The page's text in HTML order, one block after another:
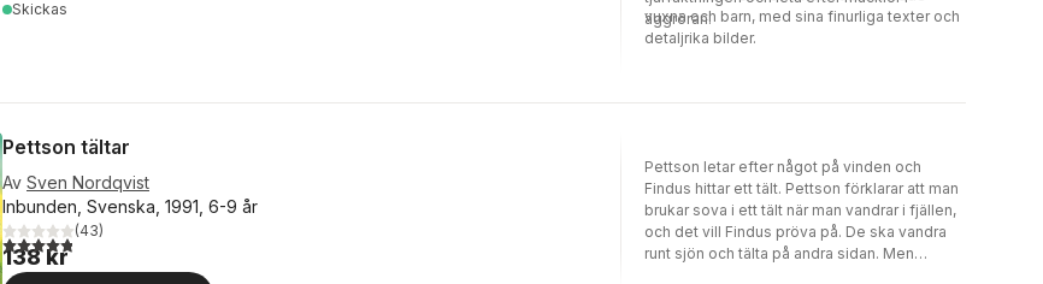
Skickas
äggröran.
vuxna och barn, med sina finurliga texter och
detaljrika bilder.
Pettson tältar
Av Sven Nordqvist
Inbunden, Svenska, 1991, 6-9 år
4,8utav 5 stjärnor. Totalt antal röster:
(43)
138 kr
Pettson letar efter något på vinden och
Findus hittar ett tält. Pettson förklarar att man
brukar sova i ett tält när man vandrar i fjällen,
och det vill Findus pröva på. De ska vandra
runt sjön och tälta på andra sidan. Men